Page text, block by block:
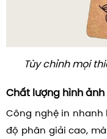
Tùy chỉnh mọi
Chất lượng hình
Công nghệ in nhanh
độ phân giải cao,